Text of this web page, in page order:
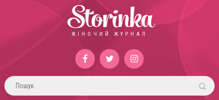
Storinka
ЖІНОЧИЙ ЖУРНАЛ